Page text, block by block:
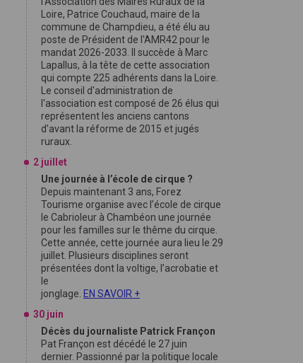
Loire, Patrice Couchaud, maire de la
commune de Champdieu, a été élu au
poste de Président de l'AMR42 pour le
mandat 2026-2033. Il succède à Marc
Lapallus, à la tête de cette association
qui compte 225 adhérents dans la Loire.
Le conseil d'administration de
l'association est composé de 26 élus qui
représentent les anciens cantons
d'avant la réforme de 2015 et jugés
ruraux.
2 juillet
Une journée à l’école de cirque ?
Depuis maintenant 3 ans, Forez
Tourisme organise avec l’école de cirque
le Cabrioleur à Chambéon une journée
pour les familles sur le thême du cirque.
Cette année, cette journée aura lieu le 29
juillet. Plusieurs disciplines seront
présentées dont la voltige, l’acrobatie et
le
jonglage. EN SAVOIR +
30 juin
Décès du journaliste Patrick Françon
Pat Françon est décédé le 27 juin
dernier. Passionné par la politique locale